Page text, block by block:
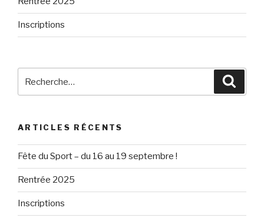
Inscriptions
pour
ARTICLES RÉCENTS
Fête du Sport – du 16 au 19 septembre !
Rentrée 2025
Inscriptions